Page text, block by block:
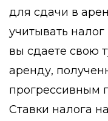
для сдачи в
учитывать
вы сдаете свою
аренду,
прогрессивным
Ставки налога